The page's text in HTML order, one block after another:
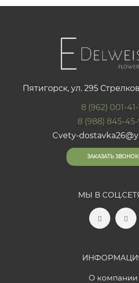
Пятигорск, ул. 295
8 (962) 001-41-
8 (988) 845-
Cvety-
ЗАКАЗАТЬ ЗВОНОК
МЫ В
О компании